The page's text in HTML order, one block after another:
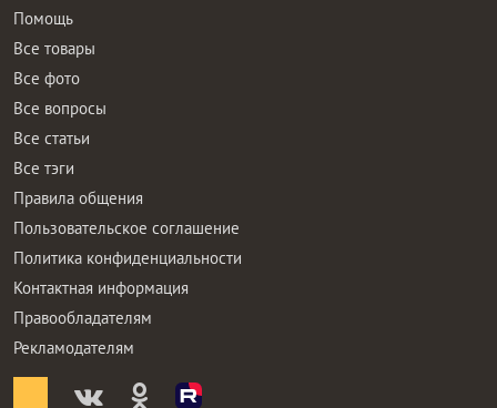
Помощь
Все товары
Все фото
Все вопросы
Все статьи
Все тэги
Правила общения
Пользовательское соглашение
Политика конфиденциальности
Контактная информация
Правообладателям
Рекламодателям